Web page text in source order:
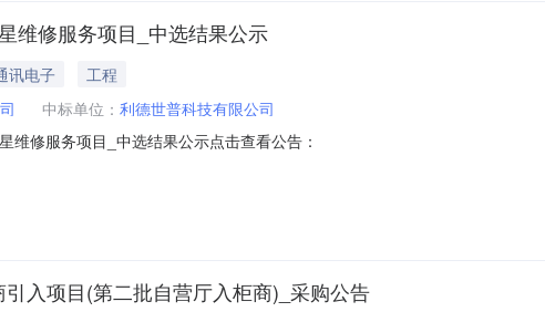
维修服务项目_中选结果公示
讯电子
工程
中标单位： 利德世普科技有限公司
修服务项目_中选结果公示点击查看公告：
入项目(第二批自营厅入柜商)_采购公告